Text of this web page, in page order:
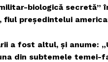
biologică secretă”
fiul președintelui
a fost altul, și anume:
din subtemele temei-